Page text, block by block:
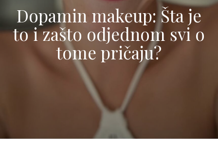
Dopamin makeup: Šta je
to i zašto odjednom svi o
tome pričaju?